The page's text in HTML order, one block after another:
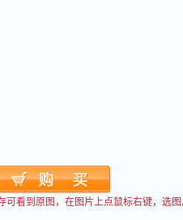
可看到原图，在图片上点鼠标右键，选